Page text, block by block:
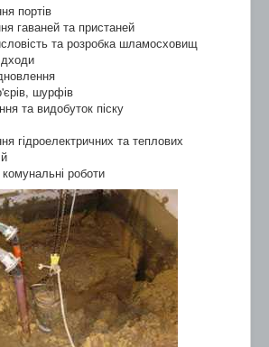
портів
гаваней та пристаней
та розробка шламосховищ
шурфів
та видобуток піску
гідроелектричних та теплових
роботи